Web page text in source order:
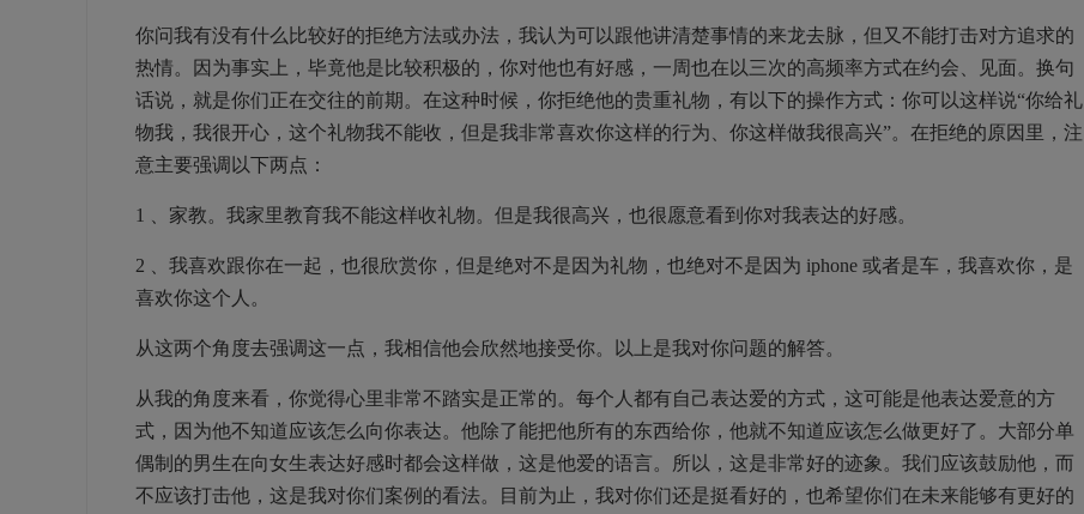
你问我有没有什么比较好的拒绝方法或办法，我认为可以跟他讲清楚事情的来龙去脉，但又不能打击对方追求的
热情。因为事实上，毕竟他是比较积极的，你对他也有好感，一周也在以三次的高频率方式在约会、见面。换句
话说，就是你们正在交往的前期。在这种时候，你拒绝他的贵重礼物，有以下的操作方式：你可以这样说“你给礼
物我，我很开心，这个礼物我不能收，但是我非常喜欢你这样的行为、你这样做我很高兴”。在拒绝的原因里，注
意主要强调以下两点：
1 、家教。我家里教育我不能这样收礼物。但是我很高兴，也很愿意看到你对我表达的好感。
2 、我喜欢跟你在一起，也很欣赏你，但是绝对不是因为礼物，也绝对不是因为 iphone 或者是车，我喜欢你，是
喜欢你这个人。
从这两个角度去强调这一点，我相信他会欣然地接受你。以上是我对你问题的解答。
从我的角度来看，你觉得心里非常不踏实是正常的。每个人都有自己表达爱的方式，这可能是他表达爱意的方
式，因为他不知道应该怎么向你表达。他除了能把他所有的东西给你，他就不知道应该怎么做更好了。大部分单
偶制的男生在向女生表达好感时都会这样做，这是他爱的语言。所以，这是非常好的迹象。我们应该鼓励他，而
不应该打击他，这是我对你们案例的看法。目前为止，我对你们还是挺看好的，也希望你们在未来能够有更好的